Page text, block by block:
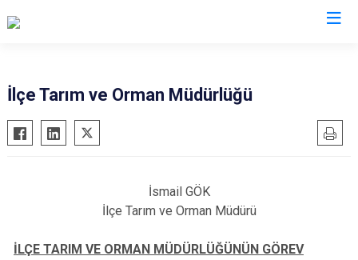
Aladağ
Ceyhan
Karataş
Yumurtalık
Sarıçam
İlçe Tarım ve Orman Müdürlüğü
İsmail GÖK
İlçe Tarım ve Orman Müdürü
İLÇE TARIM VE ORMAN MÜDÜRLÜĞÜNÜN GÖREV